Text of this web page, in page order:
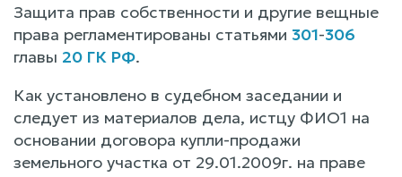
Защита прав собственности и другие вещные
права регламентированы статьями 301-306
главы 20 ГК РФ.
Как установлено в судебном заседании и
следует из материалов дела, истцу ФИО1 на
основании договора купли-продажи
земельного участка от 29.01.2009г. на праве